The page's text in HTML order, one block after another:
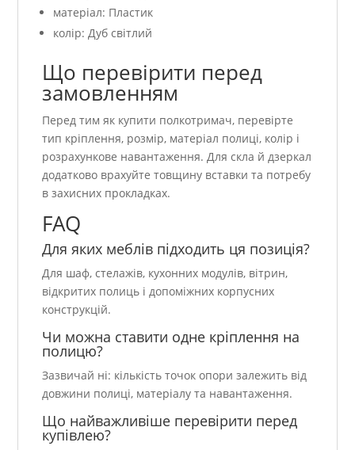
матеріал: Пластик
колір: Дуб світлий
Що перевірити перед
замовленням
Перед тим як купити полкотримач, перевірте
тип кріплення, розмір, матеріал полиці, колір і
розрахункове навантаження. Для скла й дзеркал
додатково врахуйте товщину вставки та потребу
в захисних прокладках.
FAQ
Для яких меблів підходить ця позиція?
Для шаф, стелажів, кухонних модулів, вітрин,
відкритих полиць і допоміжних корпусних
конструкцій.
Чи можна ставити одне кріплення на
полицю?
Зазвичай ні: кількість точок опори залежить від
довжини полиці, матеріалу та навантаження.
Що найважливіше перевірити перед
купівлею?